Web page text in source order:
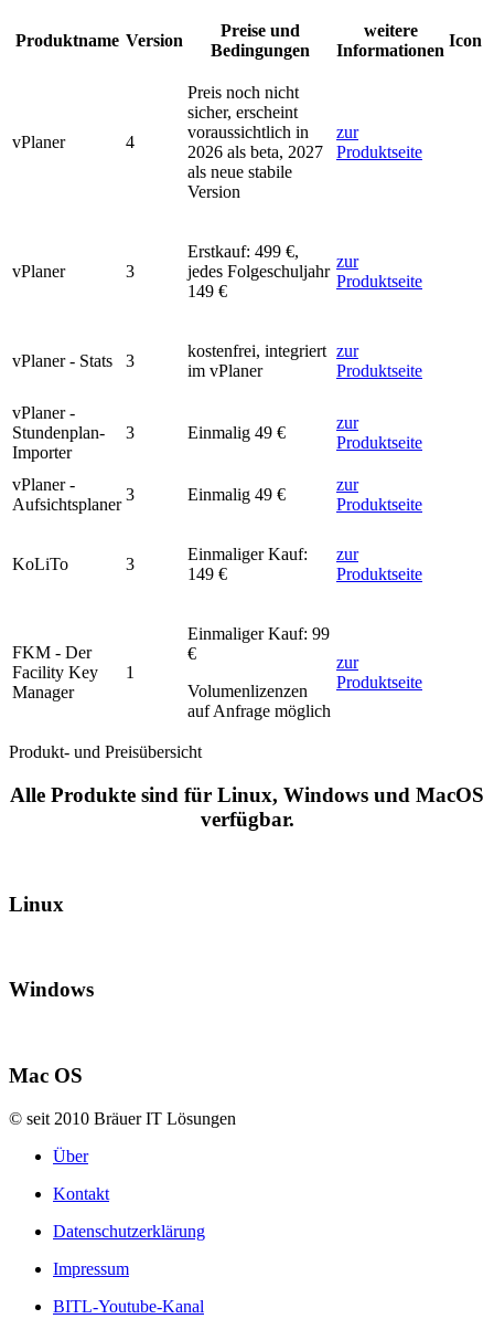
Produktname Version
Preise und
Bedingungen
weitere
Informationen
Icon
vPlaner 4
Preis noch nicht
sicher, erscheint
voraussichtlich in
2026 als beta, 2027
als neue stabile
Version
zur
Produktseite
vPlaner 3
Erstkauf: 499 €,
jedes Folgeschuljahr
149 €
zur
Produktseite
vPlaner - Stats 3
kostenfrei, integriert
im vPlaner
zur
Produktseite
vPlaner -
Stundenplan-
Importer
3 Einmalig 49 €
zur
Produktseite
vPlaner -
Aufsichtsplaner
3 Einmalig 49 €
zur
Produktseite
KoLiTo 3
Einmaliger Kauf:
149 €
zur
Produktseite
FKM - Der
Facility Key
Manager
1
Einmaliger Kauf: 99
€
Volumenlizenzen
auf Anfrage möglich
zur
Produktseite
Produkt- und Preisübersicht
Alle Produkte sind für Linux, Windows und MacOS
verfügbar.
Linux
Windows
Mac OS
© seit 2010 Bräuer IT Lösungen
Über
Kontakt
Datenschutzerklärung
Impressum
BITL-Youtube-Kanal